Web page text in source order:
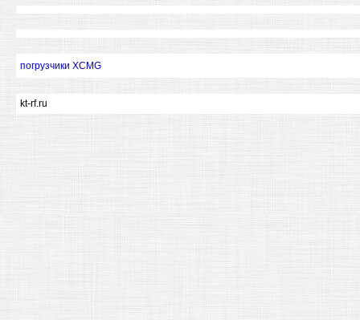
погрузчики XCMG
kt-rf.ru